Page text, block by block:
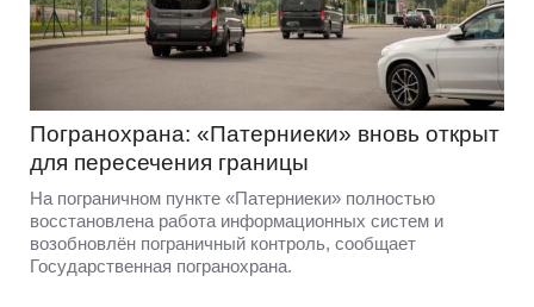
Погранохрана: «Патерниеки» вновь открыт
для пересечения границы
На пограничном пункте «Патерниеки» полностью
восстановлена работа информационных систем и
возобновлён пограничный контроль, сообщает
Государственная погранохрана.